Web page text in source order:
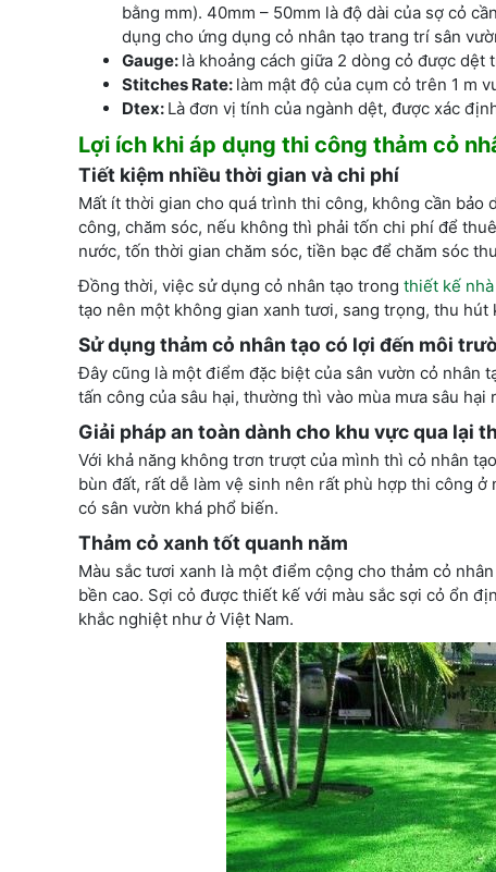
bằng mm). 40mm – 50mm là độ dài của sợ cỏ
dụng cho ứng dụng cỏ nhân tạo trang trí sân
Gauge: là khoảng cách giữa 2 dòng cỏ được
Stitches Rate: làm mật độ của cụm cỏ trên 1 m
Dtex: Là đơn vị tính của ngành dệt, được xác
Lợi ích khi áp dụng thi công thảm cỏ
Tiết kiệm nhiều thời gian và chi phí
Mất ít thời gian cho quá trình thi công, không cần
công, chăm sóc, nếu không thì phải tốn chi phí để
nước, tốn thời gian chăm sóc, tiền bạc để chăm sóc
Đồng thời, việc sử dụng cỏ nhân tạo trong thiết kế
tạo nên một không gian xanh tươi, sang trọng, thu hút
Sử dụng thảm cỏ nhân tạo có lợi đến môi
Đây cũng là một điểm đặc biệt của sân vườn cỏ nhân
tấn công của sâu hại, thường thì vào mùa mưa sâu
Giải pháp an toàn dành cho khu vực qua lại
Với khả năng không trơn trượt của mình thì cỏ nhân
bùn đất, rất dễ làm vệ sinh nên rất phù hợp thi công
có sân vườn khá phổ biến.
Thảm cỏ xanh tốt quanh năm
Màu sắc tươi xanh là một điểm cộng cho thảm cỏ
bền cao. Sợi cỏ được thiết kế với màu sắc sợi cỏ ổn
khắc nghiệt như ở Việt Nam.